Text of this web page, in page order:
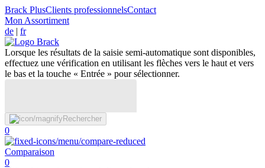
Brack PlusClients professionnelsContact
Mon Assortiment
de | fr
Lorsque les résultats de la saisie semi-automatique sont disponibles,
effectuez une vérification en utilisant les flèches vers le haut et vers
le bas et la touche « Entrée » pour sélectionner.
Rechercher
0
Comparaison
0